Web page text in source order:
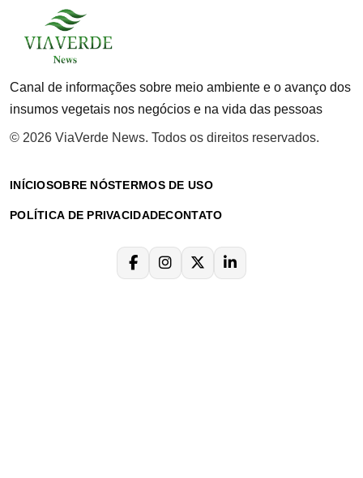
Canal de informações sobre meio ambiente e o avanço dos
insumos vegetais nos negócios e na vida das pessoas
© 2026 ViaVerde News. Todos os direitos reservados.
INÍCIOSOBRE NÓSTERMOS DE USO
POLÍTICA DE PRIVACIDADECONTATO